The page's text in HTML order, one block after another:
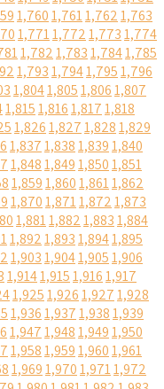
1,7601,7611,7621,763
1,7711,7721,7731,774
1,7821,7831,7841,785
1,7931,7941,7951,796
1,8041,8051,8061,807
1,8151,8161,8171,818
1,8261,8271,8281,829
1,8371,8381,8391,840
1,8481,8491,8501,851
1,8591,8601,8611,862
1,8701,8711,8721,873
1,8811,8821,8831,884
1,8921,8931,8941,895
1,9031,9041,9051,906
1,9141,9151,9161,917
1,9251,9261,9271,928
1,9361,9371,9381,939
1,9471,9481,9491,950
1,9581,9591,9601,961
1,9691,9701,9711,972